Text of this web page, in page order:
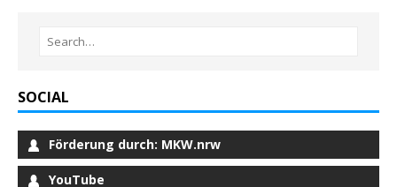
SOCIAL
Förderung durch: MKW.nrw
YouTube